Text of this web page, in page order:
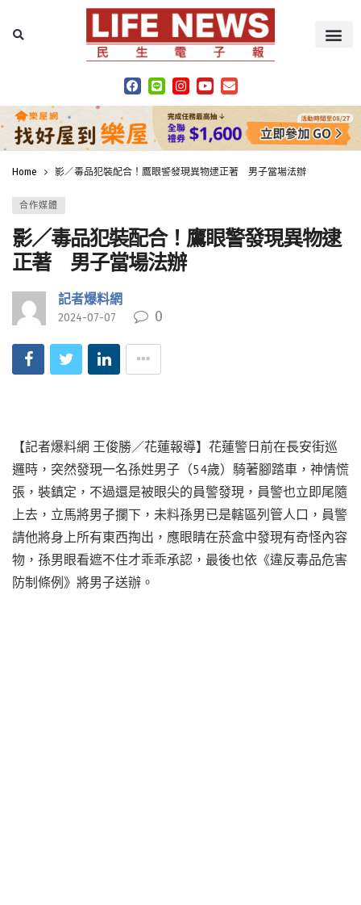
Home 影／毒品犯裝配合！鷹眼警發現異物逮正著 男子當場法辦
合作媒體
影／毒品犯裝配合！鷹眼警發現異物逮
正著 男子當場法辦
記者爆料網
2024-07-07 0
【記者爆料網 王俊勝／花蓮報導】花蓮警日前在長安街巡
邏時，突然發現一名孫姓男子（54歲）騎著腳踏車，神情慌
張，裝鎮定，不過還是被眼尖的員警發現，員警也立即尾隨
上去，立馬將男子攔下，未料孫男已是轄區列管人口，員警
請他將身上所有東西掏出，應眼睛在菸盒中發現有奇怪內容
物，孫男眼看遮不住才乖乖承認，最後也依《違反毒品危害
防制條例》將男子送辦。